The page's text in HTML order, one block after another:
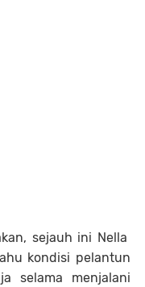
sejauh ini Nella
kondisi pelantun
selama menjalani